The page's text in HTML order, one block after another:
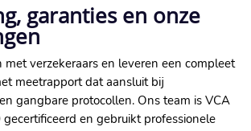
garanties en onze
verzekeraars en leveren een compleet
meetrapport dat aansluit bij
gangbare protocollen.​ Ons team is VCA
en gebruikt professionele